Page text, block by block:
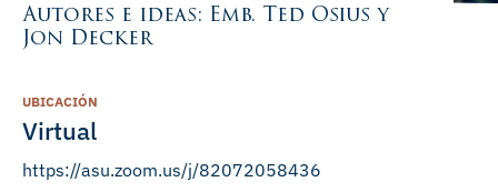
Autores e ideas: Emb. Ted Osius y
Jon Decker
UBICACIÓN
Virtual
https://asu.zoom.us/j/82072058436